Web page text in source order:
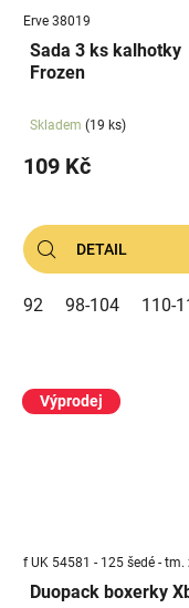
Erve 38019
Sada 3 ks kalhotky
Frozen
Skladem (19 ks)
109 Kč
DETAIL
92 98-104 110-
Výprodej
f UK 54581 - 125 šedé - tm.
Duopack boxerky